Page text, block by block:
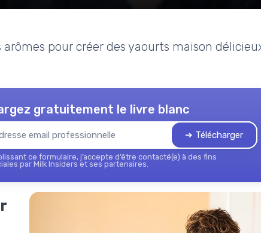
pour créer des yaourts maison
gratuitement le livre blanc
➔ Télécharger
ce formulaire, j’accepte d’être contacté(e) à des fins
par Milk Insiders et ses partenaires.